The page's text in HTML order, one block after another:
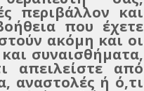
περιβάλλον και
που έχετε
ακόμη και οι
συναισθήματα,
απειλείστε από
αναστολές ή ό,τι